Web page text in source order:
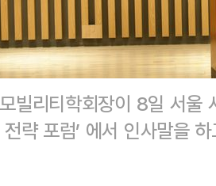
빌리티학회장이 8일 서울
략 포럼’ 에서 인사말을